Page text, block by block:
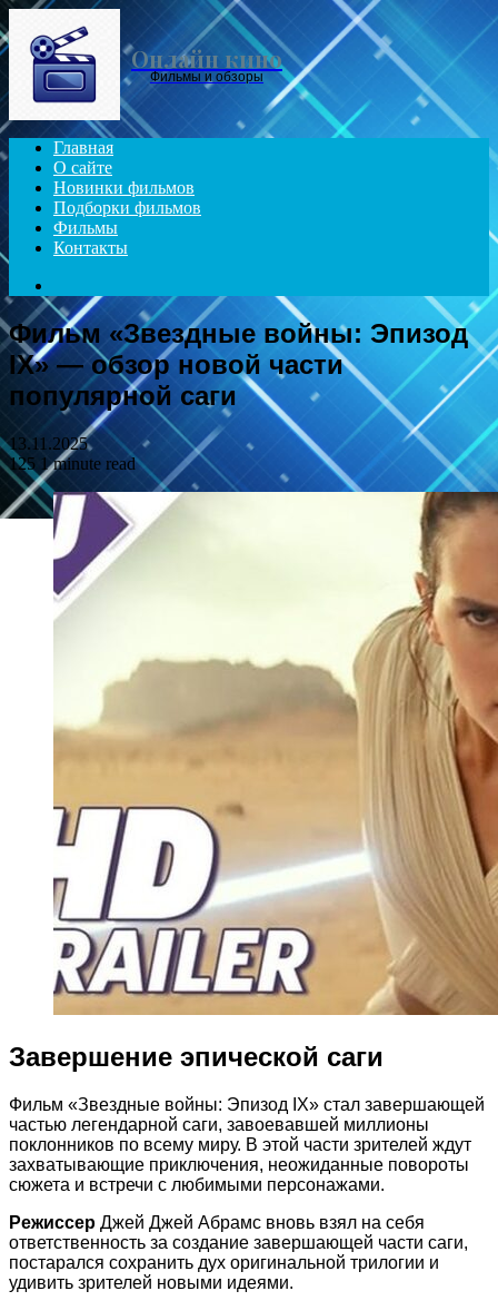
Menu
Онлайн кино
Фильмы и обзоры
Главная
О сайте
Новинки фильмов
Подборки фильмов
Фильмы
Контакты
for
Фильм «Звездные войны: Эпизод
IX» — обзор новой части
популярной саги
13.11.2025
125 1 minute read
Завершение эпической саги
Фильм «Звездные войны: Эпизод IX» стал завершающей
частью легендарной саги, завоевавшей миллионы
поклонников по всему миру. В этой части зрителей ждут
захватывающие приключения, неожиданные повороты
сюжета и встречи с любимыми персонажами.
Режиссер Джей Джей Абрамс вновь взял на себя
ответственность за создание завершающей части саги,
постарался сохранить дух оригинальной трилогии и
удивить зрителей новыми идеями.